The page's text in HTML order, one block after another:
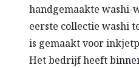
handgemaakte washi-
eerste collectie washi
is gemaakt voor
Het bedrijf heeft